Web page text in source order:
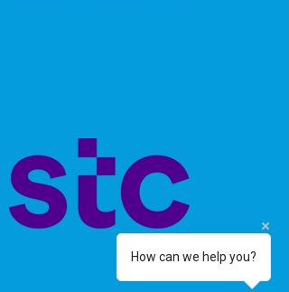
How can we help you?